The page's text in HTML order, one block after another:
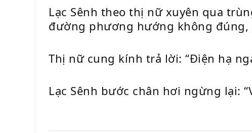
Lạc Sênh theo thị nữ xuyên qua
đường phương hướng không đúng,
Thị nữ cung kính trả lời: “Điện hạ
Lạc Sênh bước chân hơi ngừng lại: